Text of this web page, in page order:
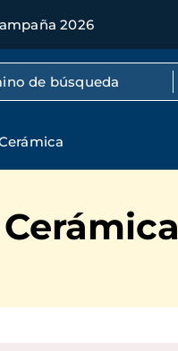
2026
texto completo